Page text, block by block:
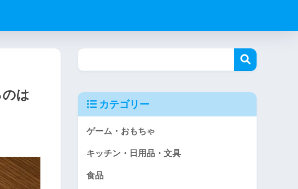
は
カテゴリー
ゲーム・おもちゃ
キッチン・日用品・文具
食品